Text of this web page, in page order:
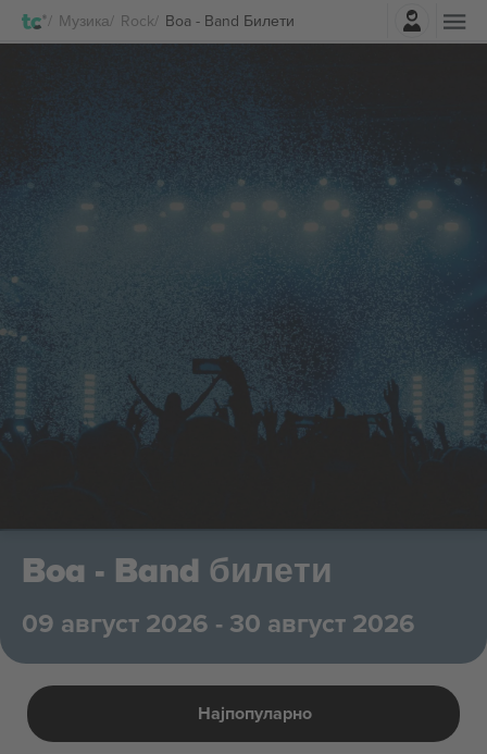
Музика Rock Boa - Band БилетиНајави се
Boa - Band билети
09 август 2026 - 30 август 2026
Најпопуларно